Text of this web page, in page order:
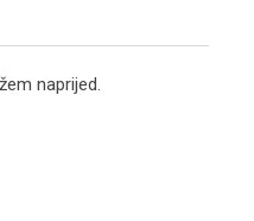
naprijed.